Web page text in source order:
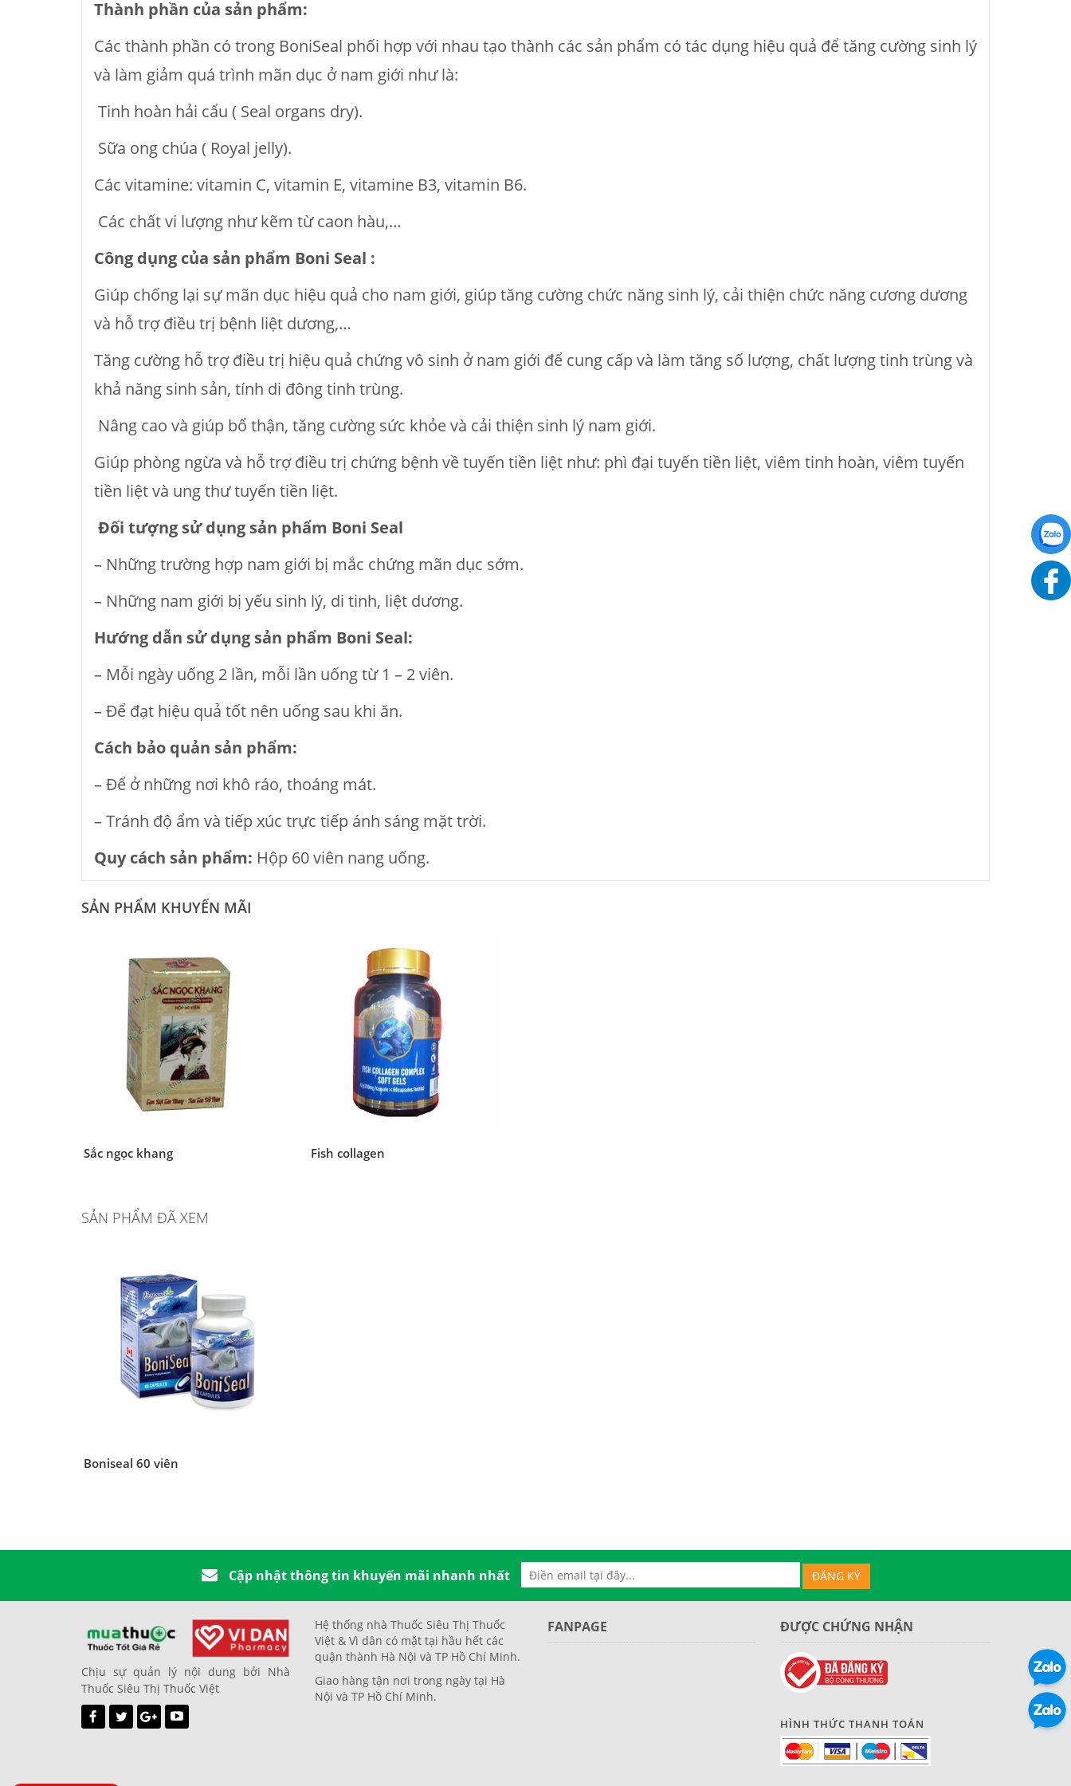
Thành phần của sản phẩm:
Các thành phần có trong BoniSeal phối hợp với nhau tạo thành các sản phẩm có tác dụng hiệu quả để tăng cường sinh lý
và làm giảm quá trình mãn dục ở nam giới như là:
Tinh hoàn hải cẩu ( Seal organs dry).
Sữa ong chúa ( Royal jelly).
Các vitamine: vitamin C, vitamin E, vitamine B3, vitamin B6.
Các chất vi lượng như kẽm từ caon hàu,…
Công dụng của sản phẩm Boni Seal :
Giúp chống lại sự mãn dục hiệu quả cho nam giới, giúp tăng cường chức năng sinh lý, cải thiện chức năng cương dương
và hỗ trợ điều trị bệnh liệt dương,…
Tăng cường hỗ trợ điều trị hiệu quả chứng vô sinh ở nam giới để cung cấp và làm tăng số lượng, chất lượng tinh trùng và
khả năng sinh sản, tính di đông tinh trùng.
Nâng cao và giúp bổ thận, tăng cường sức khỏe và cải thiện sinh lý nam giới.
Giúp phòng ngừa và hỗ trợ điều trị chứng bệnh về tuyến tiền liệt như: phì đại tuyến tiền liệt, viêm tinh hoàn, viêm tuyến
tiền liệt và ung thư tuyến tiền liệt.
Đối tượng sử dụng sản phẩm Boni Seal
– Những trường hợp nam giới bị mắc chứng mãn dục sớm.
– Những nam giới bị yếu sinh lý, di tinh, liệt dương.
Hướng dẫn sử dụng sản phẩm Boni Seal:
– Mỗi ngày uống 2 lần, mỗi lần uống từ 1 – 2 viên.
– Để đạt hiệu quả tốt nên uống sau khi ăn.
Cách bảo quản sản phẩm:
– Để ở những nơi khô ráo, thoáng mát.
– Tránh độ ẩm và tiếp xúc trực tiếp ánh sáng mặt trời.
Quy cách sản phẩm: Hộp 60 viên nang uống.
SẢN PHẨM KHUYẾN MÃI
Sắc ngọc khang Fish collagen
SẢN PHẨM ĐÃ XEM
Boniseal 60 viên
Cập nhật thông tin khuyến mãi nhanh nhất
Chịu sự quản lý nội dung bởi Nhà
Thuốc Siêu Thị Thuốc Việt
Hệ thống nhà Thuốc Siêu Thị Thuốc
Việt & Vì dân có mặt tại hầu hết các
quận thành Hà Nội và TP Hồ Chí Minh.
Giao hàng tận nơi trong ngày tại Hà
Nội và TP Hồ Chí Minh.
FANPAGE ĐƯỢC CHỨNG NHẬN
HÌNH THỨC THANH TOÁN